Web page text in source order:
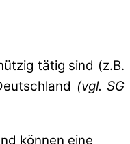
tätig sind (z.B.
(vgl. SG
können eine